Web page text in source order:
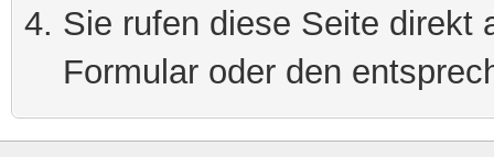
Sie rufen diese Seite direkt
Formular oder den